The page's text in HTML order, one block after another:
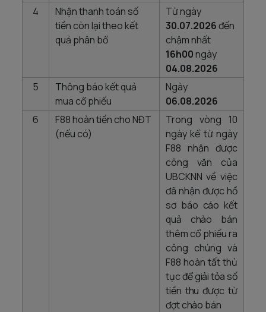
4
Nhận thanh toán số
tiền còn lại theo kết
quả phân bổ
Từ ngày
30.07.2026đến
chậm nhất
16h00ngày
04.08.2026
5
Thông báo kết quả
mua cổ phiếu
Ngày
06.08.2026
6
F88 hoàn tiền cho NĐT
(nếu có)
Trong vòng 10
ngày kể từ ngày
F88 nhận được
công văn của
UBCKNN về việc
đã nhận được hồ
sơ báo cáo kết
quả chào bán
thêm cổ phiếu ra
công chúng và
F88 hoàn tất thủ
tục để giải tỏa số
tiền thu được từ
đợt chào bán